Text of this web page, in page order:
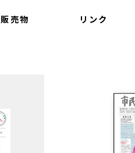
販売物 リンク